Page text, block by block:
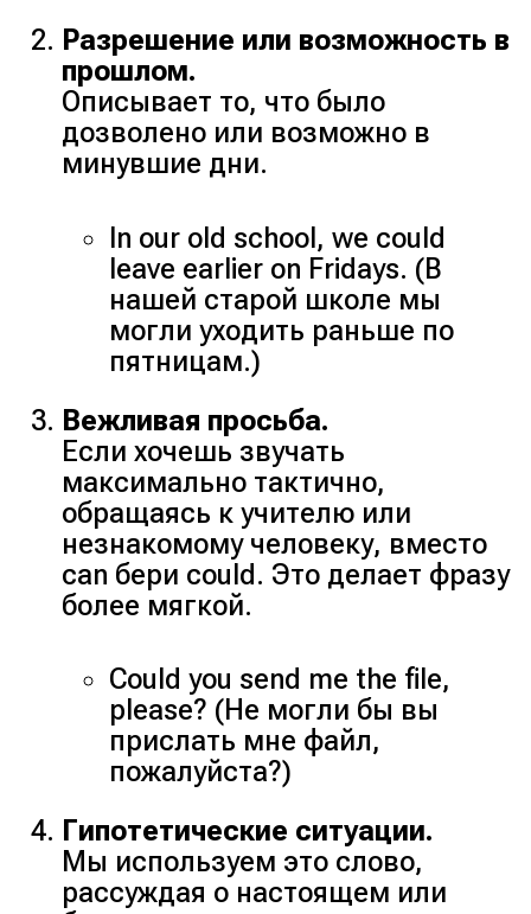
Разрешение или возможность в
прошлом.
Описывает то, что было
дозволено или возможно в
минувшие дни.
In our old school, we could
leave earlier on Fridays. (В
нашей старой школе мы
могли уходить раньше по
пятницам.)
Вежливая просьба.
Если хочешь звучать
максимально тактично,
обращаясь к учителю или
незнакомому человеку, вместо
can бери could. Это делает фразу
более мягкой.
Could you send me the file,
please? (Не могли бы вы
прислать мне файл,
пожалуйста?)
Гипотетические ситуации.
Мы используем это слово,
рассуждая о настоящем или